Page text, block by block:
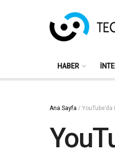
HABER
Ana Sayfa /